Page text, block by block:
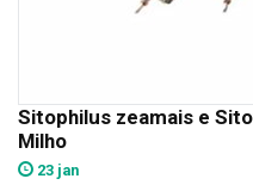
Sitophilus zeamais e
Milho
23 jan